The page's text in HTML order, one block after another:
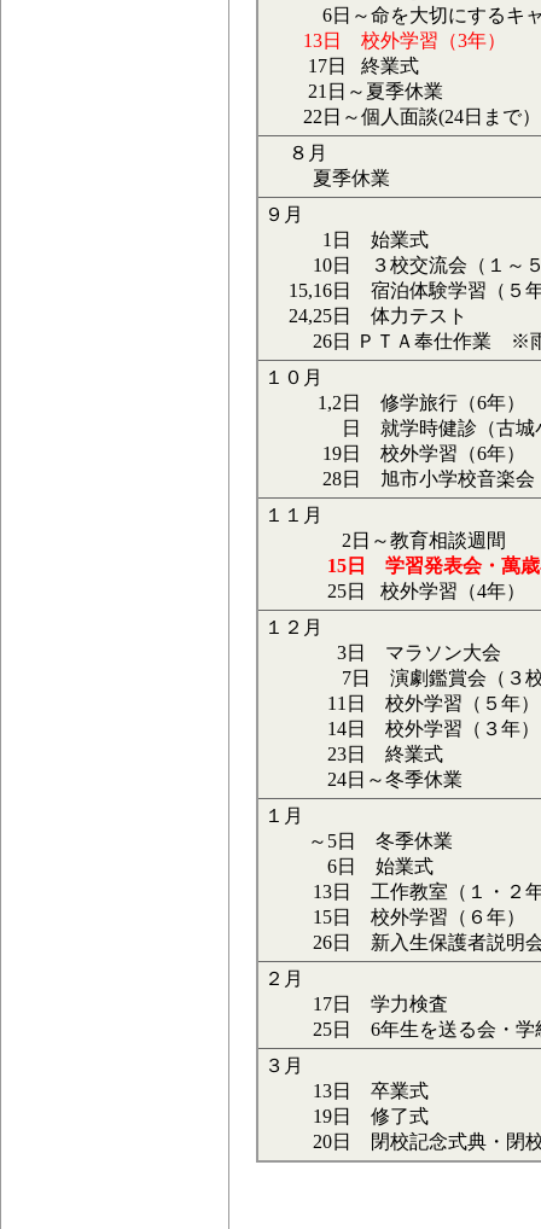
6日～命を大切にするキャ
13日 校外学習（3年）
17日 終業式
21日～夏季休業
22日～個人面談(24日まで）
８月
夏季休業
９月
1日 始業式
10日 ３校交流会（１～５
15,16日 宿泊体験学習（５
24,25日 体力テスト
26日 ＰＴＡ奉仕作業 ※
１０月
1,2日 修学旅行（6年
日 就学時健診（古城小
19日 校外学習（6年）
28日 旭市小学校音
１１月
2日～教育相談週間
15日 学習発表会・萬
25日 校外学習（4年）
１２月
3日 マラソン大会
7日 演劇鑑賞会（３校
11日 校外学習（５年）
14日 校外学習（３年
23日 終業式
24日～冬季休業
１月
～5日 冬季休業
6日 始業式
13日 工作教室（１・２
15日 校外学習（６年）
26日 新入生保護者説明
２月
17日 学力検査
25日 6年生を送る会・学
３月
13日 卒業式
19日 修了式
20日 閉校記念式典・閉校